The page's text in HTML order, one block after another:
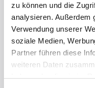
zu können und die
analysieren. Außerdem
Verwendung unserer
soziale Medien,
Partner führen diese
weiteren Daten
haben oder die sie im
95,0
97,5
7. Mai 2026
24 Std. 7T